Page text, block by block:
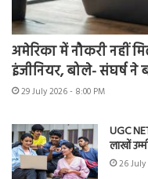
अमेरिका में नौकरी नहीं
इंजीनियर, बोले- संघर्ष
29 July 2026 - 8:00 PM
UGC
लाखों
26 July